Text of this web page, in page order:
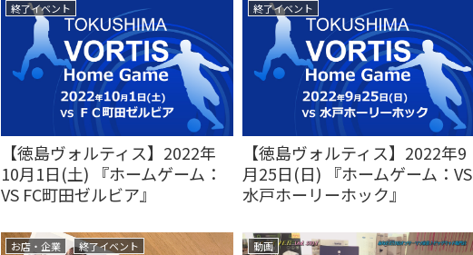
【徳島ヴォルティス】2022年
10月1日(土) 『ホームゲーム：
VS FC町田ゼルビア』
終了イベント
【徳島ヴォルティス】2022年9
月25日(日) 『ホームゲーム：VS
水戸ホーリーホック』
終了イベント
お店・企業 終了イベント 動画